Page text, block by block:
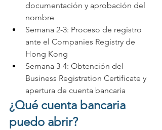
documentación y aprobación del
nombre
Semana 2-3: Proceso de registro
ante el Companies Registry de
Hong Kong
Semana 3-4: Obtención del
Business Registration Certificate y
apertura de cuenta bancaria
¿Qué cuenta bancaria
puedo abrir?